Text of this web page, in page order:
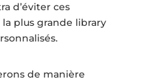
d’éviter ces
plus grande library
de manière